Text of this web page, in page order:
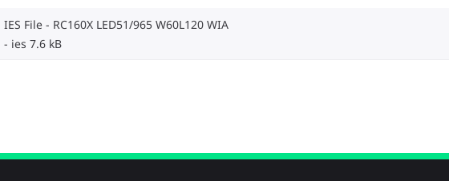
IES File - RC160X LED51/965 W60L120 WIA
ies 7.6 kB